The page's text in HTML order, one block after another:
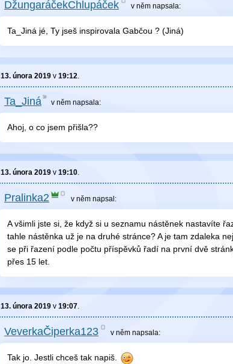
DžungaráčekChlupáček v němnapsala:
Ta_Jiná jé, Ty jseš inspirovala Gabčou ? (Jiná)
13. února 2019 v 19:12.
Ta_Jiná v něm napsala:
Ahoj, o co jsem přišla??
13. února 2019 v 19:10.
Pralinka2 v něm napsal:
A všimli jste si, že když si u seznamu nástěnek nastavíte
tahle nástěnka už je na druhé stránce? A je tam zdaleka
se při řazení podle počtu příspěvků řadí na první dvě
přes 15 let.
13. února 2019 v 19:07.
VeverkaČiperka123 v němnapsala:
Tak jo. Jestli chceš tak napiš.